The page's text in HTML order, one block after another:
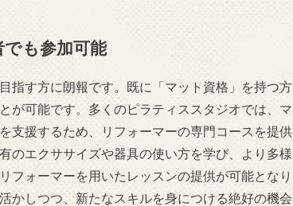
も参加可能
指す方に朗報です。既に「マット資格」を持つ
が可能です。多くのピラティススタジオでは、
支援するため、リフォーマーの専門コースを提供
のエクササイズや器具の使い方を学び、より多
フォーマーを用いたレッスンの提供が可能とな
かしつつ、新たなスキルを身につける絶好の機会